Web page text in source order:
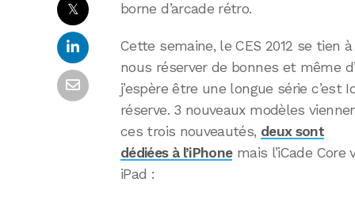
𝕏
borne d’arcade rétro.
Cette semaine, le CES 2012 se tien
nous réserver de bonnes et même
j’espère être une longue série c’est
réserve. 3 nouveaux modèles
ces trois nouveautés, deux sont
dédiées à l’iPhonemais l’iCade Core
iPad :